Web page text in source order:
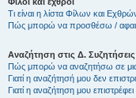
Τι είναι η λίστα Φίλων και
Πώς μπορώ να προσθέσω /
Αναζήτηση στις Δ. Συζητήσεις
Πώς μπορώ να αναζητήσω σε μια
Γιατί η αναζήτησή μου δεν
Γιατί η αναζήτηση μου